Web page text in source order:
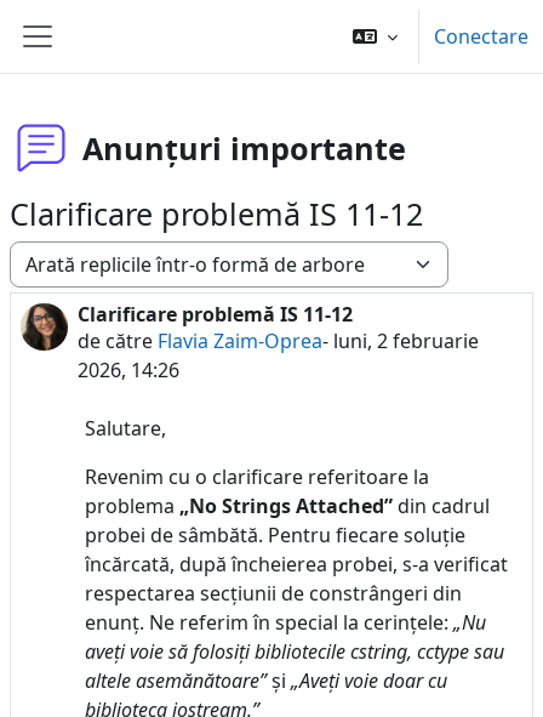
Panou lateral
Conectare
Anunțuri importante
Clarificare problemă IS 11-12
Afişează mod
Clarificare problemă IS 11-12
de către Flavia Zaim-Oprea- luni, 2 februarie
2026, 14:26
Număr de răspunsuri: 0
Salutare,
Revenim cu o clarificare referitoare la
problema „No Strings Attached”din cadrul
probei de sâmbătă. Pentru fiecare soluție
încărcată, după încheierea probei, s-a verificat
respectarea secțiunii de constrângeri din
enunț. Ne referim în special la cerințele: „Nu
aveți voie să folosiți bibliotecile cstring, cctype sau
altele asemănătoare”și „Aveți voie doar cu
biblioteca iostream.”